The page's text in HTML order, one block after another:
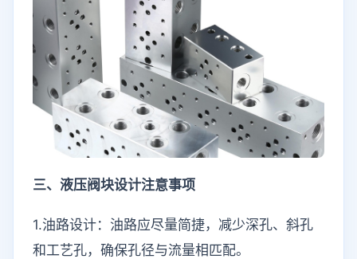
三、液压阀块设计注意事项
1.油路设计：油路应尽量简捷，减少深孔、斜孔
和工艺孔，确保孔径与流量相匹配。